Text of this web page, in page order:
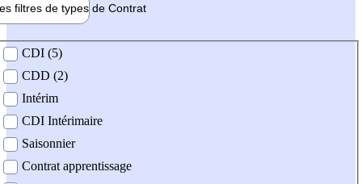
filtres de types de Contrat
contrat
CDI (5)
CDD (2)
Intérim
CDI Intérimaire
Saisonnier
Contrat apprentissage